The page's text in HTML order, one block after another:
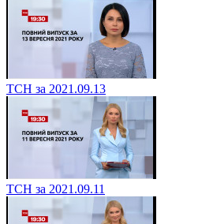
ТСН за 2021.09.13
ТСН за 2021.09.11